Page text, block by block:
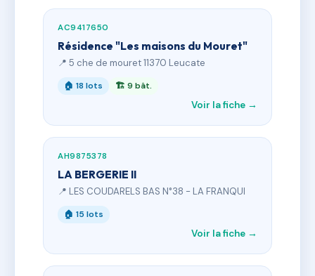
AC9417650
Résidence "Les maisons du Mouret"
📍 5 che de mouret 11370 Leucate
🏠 18 lots 🏗 9 bât.
Voir la fiche →
AH9875378
LA BERGERIE II
📍 LES COUDARELS BAS N°38 - LA FRANQUI
🏠 15 lots
Voir la fiche →